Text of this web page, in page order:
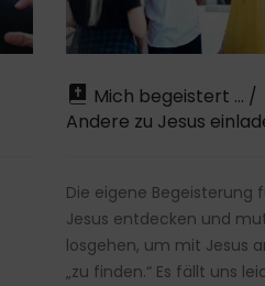
Mich begeistert … /
Andere zu Jesus
Die eigene Begeisterung
Jesus entdecken und
losgehen, um mit Jesus
„zu finden.“ Es fällt uns